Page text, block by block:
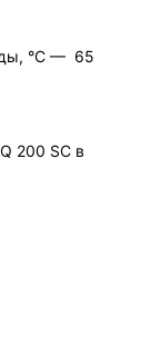
°C — 65
200 SC в